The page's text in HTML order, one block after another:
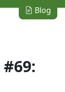
Blog